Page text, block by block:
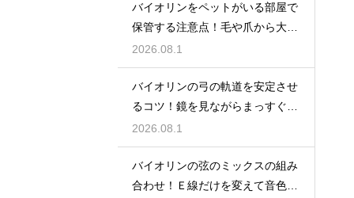
バイオリンをペットがいる部屋で
保管する注意点！毛や爪から大切
な楽器を守る
2026.08.1
バイオリンの弓の軌道を安定させ
るコツ！鏡を見ながらまっすぐ弾
く練習法
2026.08.1
バイオリンの弦のミックスの組み
合わせ！Ｅ線だけを変えて音色の